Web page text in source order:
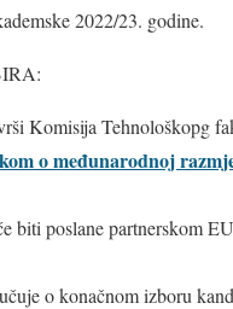
2022/23. godine.
Komisija Tehnološkopg
o međunarodnoj
biti poslane partnerskom
o konačnom izboru